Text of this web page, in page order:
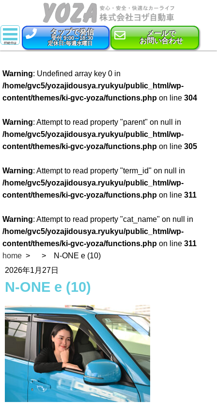
タップで発信
受付 9:00～18:30
定休日:毎週水曜日
メールで
お問い合わせ
新車
特選中古車
車検
点検・整備
コーティング
Warning: Undefined array key 0 in
/home/gvc5/yozajidousya.ryukyu/public_html/wp-
content/themes/ki-gvc-yoza/functions.php on line 304
Warning: Attempt to read property "parent" on null in
/home/gvc5/yozajidousya.ryukyu/public_html/wp-
content/themes/ki-gvc-yoza/functions.php on line 305
Warning: Attempt to read property "term_id" on null in
/home/gvc5/yozajidousya.ryukyu/public_html/wp-
content/themes/ki-gvc-yoza/functions.php on line 311
Warning: Attempt to read property "cat_name" on null in
/home/gvc5/yozajidousya.ryukyu/public_html/wp-
content/themes/ki-gvc-yoza/functions.php on line 311
home
N-ONE e (10)
2026年1月27日
N-ONE e (10)